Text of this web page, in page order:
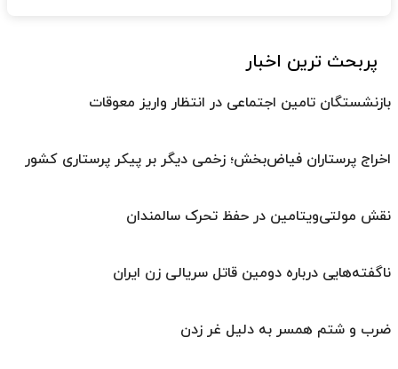
پربحث ترین اخبار
بازنشستگان تامین اجتماعی در انتظار واریز معوقات
اخراج پرستاران فیاض‌بخش؛ زخمی دیگر بر پیکر پرستاری کشور
نقش مولتی‌ویتامین در حفظ تحرک سالمندان
ناگفته‌هایی درباره دومین قاتل سریالی زن ایران
ضرب و شتم همسر به دلیل غر زدن